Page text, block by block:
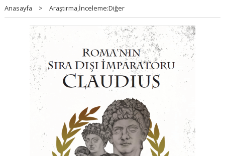
Anasayfa > Araştırma,İnceleme:Diğer